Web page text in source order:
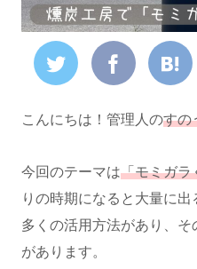
こんにちは！管理人のすの
今回のテーマは「モミガラ
りの時期になると大量に
多くの活用方法があり、そ
があります。